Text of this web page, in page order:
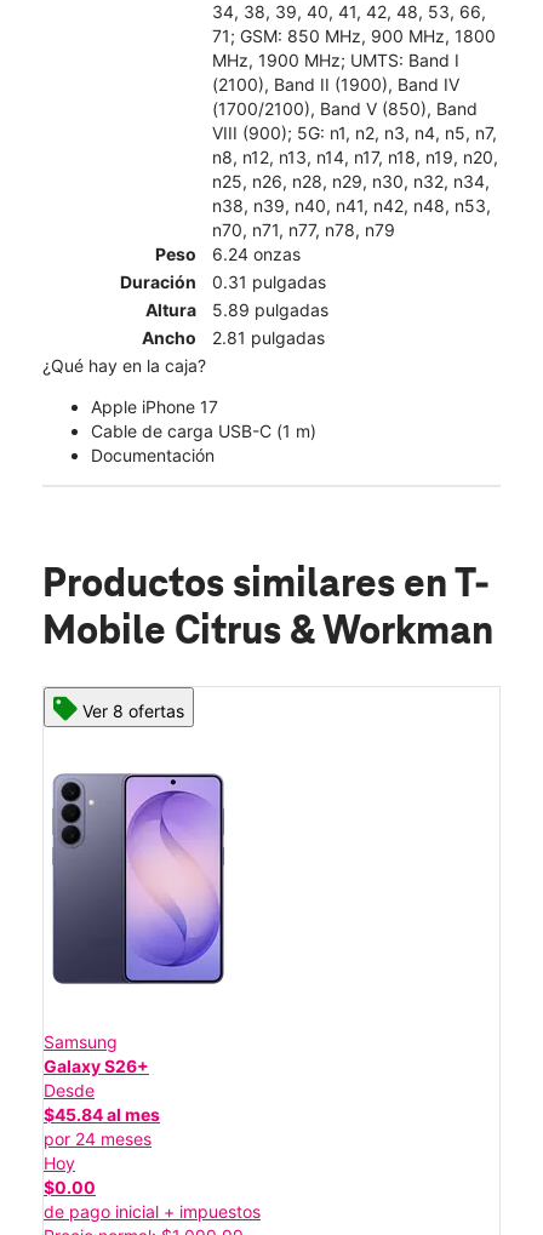
34, 38, 39, 40, 41, 42, 48, 53, 66,
71; GSM: 850 MHz, 900 MHz, 1800
MHz, 1900 MHz; UMTS: Band I
(2100), Band II (1900), Band IV
(1700/2100), Band V (850), Band
VIII (900); 5G: n1, n2, n3, n4, n5, n7,
n8, n12, n13, n14, n17, n18, n19, n20,
n25, n26, n28, n29, n30, n32, n34,
n38, n39, n40, n41, n42, n48, n53,
n70, n71, n77, n78, n79
Peso
6.24 onzas
Duración
0.31 pulgadas
Altura
5.89 pulgadas
Ancho
2.81 pulgadas
¿Qué hay en la caja?
Apple iPhone 17
Cable de carga USB-C (1 m)
Documentación
Productos similares en T-
Mobile Citrus & Workman
Ver 8 ofertas
Samsung
Galaxy S26+
Desde
$45.84 al mes
por 24 meses
Hoy
$0.00
de pago inicial + impuestos